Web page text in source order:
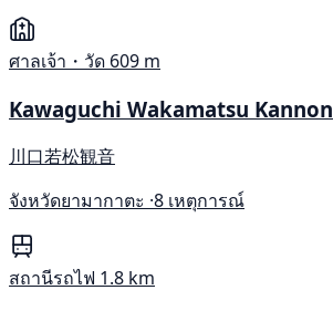
ศาลเจ้า・วัด 609 m
Kawaguchi Wakamatsu Kannon
川口若松観音
จังหวัดยามากาตะ ·8 เหตุการณ์
สถานีรถไฟ 1.8 km